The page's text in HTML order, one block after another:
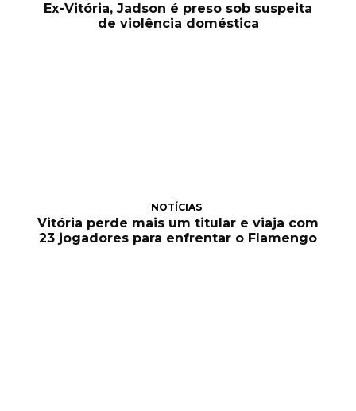
Ex-Vitória, Jadson é preso sob suspeita
de violência doméstica
NOTÍCIAS
Vitória perde mais um titular e viaja com
23 jogadores para enfrentar o Flamengo